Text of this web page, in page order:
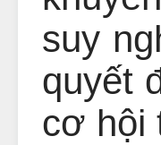
suy
quyết
cơ hội